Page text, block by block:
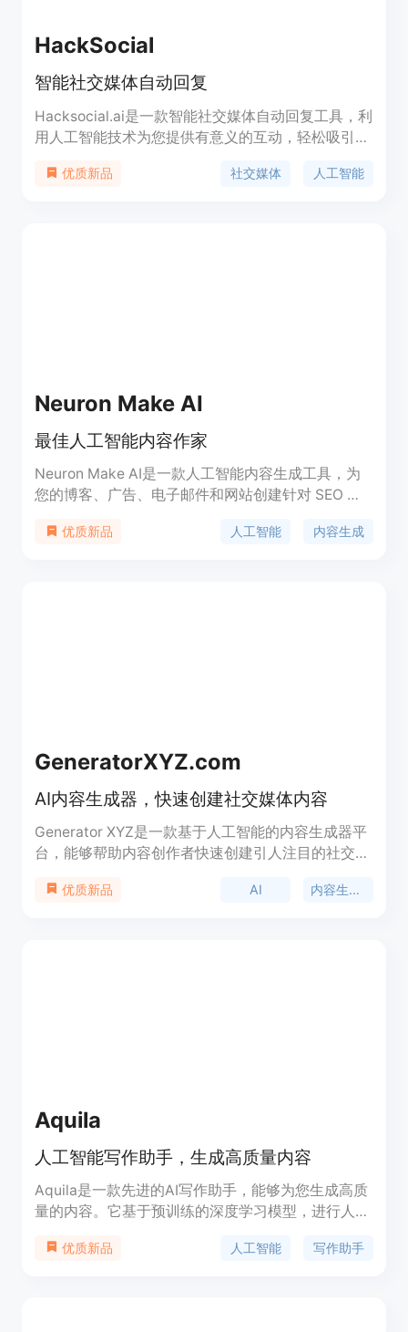
HackSocial
智能社交媒体自动回复
Hacksocial.ai是一款智能社交媒体自动回复工具，利
用人工智能技术为您提供有意义的互动，轻松吸引观
定价合理，适用于各类商业场景。
优质新品 社交媒体 人工智能
Neuron Make AI
最佳人工智能内容作家
Neuron Make AI是一款人工智能内容生成工具，为
您的博客、广告、电子邮件和网站创建针对 SEO 优
实惠，是提高工作效率的利器。
优质新品 人工智能 内容生成
GeneratorXYZ.com
AI内容生成器，快速创建社交媒体内容
Generator XYZ是一款基于人工智能的内容生成器平
台，能够帮助内容创作者快速创建引人注目的社交媒
类似的社交媒体内容。通过Generator XYZ，您可以
优质新品 AI 内容生成器
Aquila
人工智能写作助手，生成高质量内容
Aquila是一款先进的AI写作助手，能够为您生成高质
量的内容。它基于预训练的深度学习模型，进行人类
客文章、通讯邮件和短信等多种内容形式。无论是语
优质新品 人工智能 写作助手